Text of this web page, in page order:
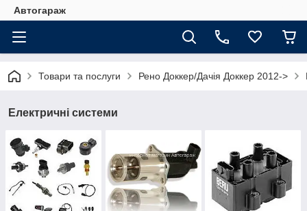
Автогараж
Товари та послуги Рено Доккер/Дачія Доккер 2012->
Електричні системи